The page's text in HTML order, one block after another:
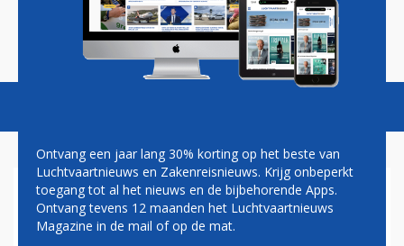
Magazine Podcasts Vacatures
LAPTOP-BAN
Ontvang een jaar lang 30% korting op het beste van
Luchtvaartnieuws en Zakenreisnieuws. Krijg onbeperkt
toegang tot al het nieuws en de bijbehorende Apps.
Ontvang tevens 12 maanden het Luchtvaartnieuws
Magazine in de mail of op de mat.